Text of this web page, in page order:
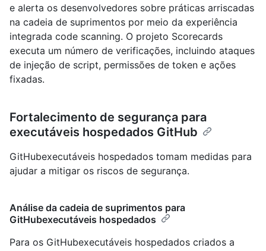
e alerta os desenvolvedores sobre práticas arriscadas
na cadeia de suprimentos por meio da experiência
integrada code scanning. O projeto Scorecards
executa um número de verificações, incluindo ataques
de injeção de script, permissões de token e ações
fixadas.
Fortalecimento de segurança para
executáveis hospedados GitHub
GitHubexecutáveis hospedados tomam medidas para
ajudar a mitigar os riscos de segurança.
Análise da cadeia de suprimentos para
GitHubexecutáveis hospedados
Para os GitHubexecutáveis hospedados criados a